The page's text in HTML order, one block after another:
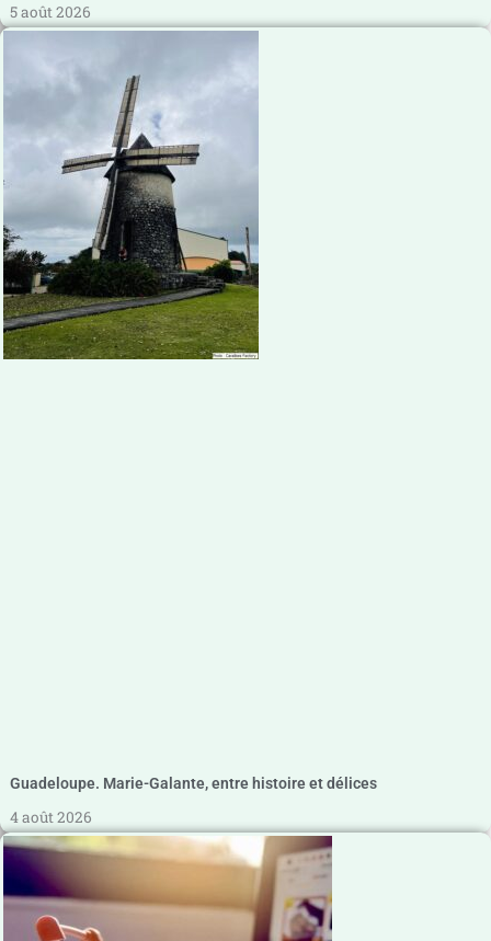
5 août 2026
Guadeloupe. Marie-Galante, entre histoire et délices
4 août 2026